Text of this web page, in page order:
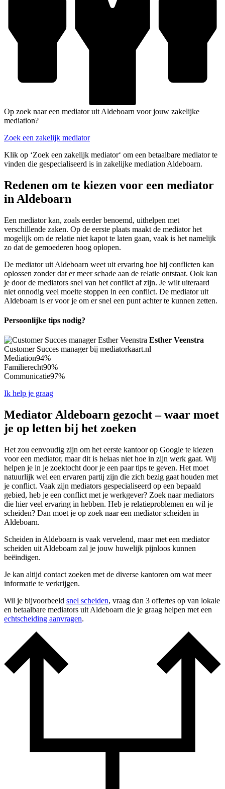
Op zoek naar een mediator uit Aldeboarn voor jouw zakelijke
mediation?
Zoek een zakelijk mediator
Klik op ‘Zoek een zakelijk mediator‘ om een betaalbare mediator te
vinden die gespecialiseerd is in zakelijke mediation Aldeboarn.
Redenen om te kiezen voor een mediator
in Aldeboarn
Een mediator kan, zoals eerder benoemd, uithelpen met
verschillende zaken. Op de eerste plaats maakt de mediator het
mogelijk om de relatie niet kapot te laten gaan, vaak is het namelijk
zo dat de gemoederen hoog oplopen.
De mediator uit Aldeboarn weet uit ervaring hoe hij conflicten kan
oplossen zonder dat er meer schade aan de relatie ontstaat. Ook kan
je door de mediators snel van het conflict af zijn. Je wilt uiteraard
niet onnodig veel moeite stoppen in een conflict. De mediator uit
Aldeboarn is er voor je om er snel een punt achter te kunnen zetten.
Persoonlijke tips nodig?
Esther Veenstra
Customer Succes manager bij mediatorkaart.nl
Mediation94%
Familierecht90%
Communicatie97%
Ik help je graag
Mediator Aldeboarn gezocht – waar moet
je op letten bij het zoeken
Het zou eenvoudig zijn om het eerste kantoor op Google te kiezen
voor een mediator, maar dit is helaas niet hoe in zijn werk gaat. Wij
helpen je in je zoektocht door je een paar tips te geven. Het moet
natuurlijk wel een ervaren partij zijn die zich bezig gaat houden met
je conflict. Vaak zijn mediators gespecialiseerd op een bepaald
gebied, heb je een conflict met je werkgever? Zoek naar mediators
die hier veel ervaring in hebben. Heb je relatieproblemen en wil je
scheiden? Dan moet je op zoek naar een mediator scheiden in
Aldeboarn.
Scheiden in Aldeboarn is vaak vervelend, maar met een mediator
scheiden uit Aldeboarn zal je jouw huwelijk pijnloos kunnen
beëindigen.
Je kan altijd contact zoeken met de diverse kantoren om wat meer
informatie te verkrijgen.
Wil je bijvoorbeeld snel scheiden, vraag dan 3 offertes op van lokale
en betaalbare mediators uit Aldeboarn die je graag helpen met een
echtscheiding aanvragen.